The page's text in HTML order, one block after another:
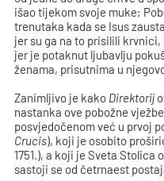
išao tijekom svoje muke;
trenutaka kada se Isus
jer su ga na to prisilili
jer je potaknut ljubavlju
ženama, prisutnima u
Zanimljivo je kako Direktorij
nastanka ove pobožne
posvjedočenom već u prvoj
Crucis), koji je osobito
1751.), a koji je Sveta
sastoji se od četrnaest